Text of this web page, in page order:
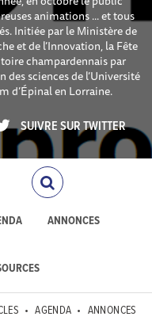
animations ... et tous
Initiée par le Ministère de
et de l’Innovation, la Fête
champardennais par
des sciences de l’Université
d’Épinal en Lorraine.
SUIVRE SUR TWITTER
ANNONCES
AGENDA ANNONCES